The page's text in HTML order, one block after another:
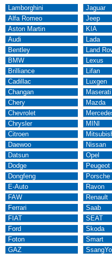
Lamborghini
Alfa Romeo
Aston Martin
Audi
Bentley
BMW
Brilliance
Cadillac
Changan
Chery
Chevrolet
Chrysler
Citroen
Daewoo
Datsun
Dodge
Dongfeng
E-Auto
FAW
Ferrari
FIAT
Ford
Foton
GAZ
Jaguar
Jeep
KIA
Lada
Land
Lexus
Lifan
Luxgen
Maserati
Mazda
MINI
Nissan
Opel
Peugeot
Porsche
Ravon
Renault
Saab
SEAT
Skoda
Smart